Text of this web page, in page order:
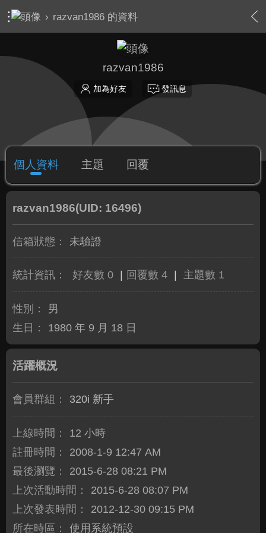
› razvan1986 的資料
razvan1986
加為好友 發訊息
個人資料 主題 回覆
razvan1986(UID: 16496)
信箱狀態： 未驗證
統計資訊： 好友數 0 回覆數 4 主題數 1
性別：
男
生日：
1980 年 9 月 18 日
活躍概況
會員群組： 320i 新手
上線時間：
12 小時
註冊時間：
2008-1-9 12:47 AM
最後瀏覽：
2015-6-28 08:21 PM
上次活動時間：
2015-6-28 08:07 PM
上次發表時間：
2012-12-30 09:15 PM
所在時區：
使用系統預設